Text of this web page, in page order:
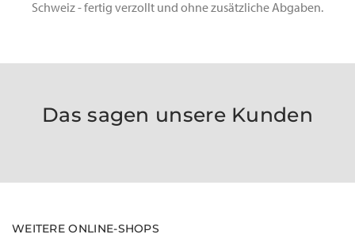
Schweiz - fertig verzollt und ohne zusätzliche Abgaben.
Das sagen unsere Kunden
WEITERE ONLINE-SHOPS